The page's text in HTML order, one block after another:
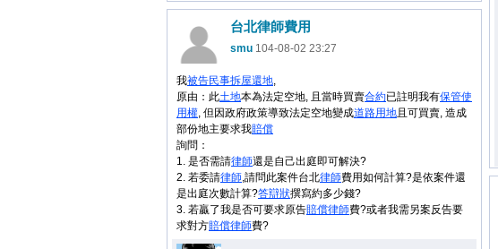
台北律師費用
smu 104-08-02 23:27
我被告民事拆屋還地,
原由：此土地本為法定空地, 且當時買賣合約已註明我有保管使
用權, 但因政府政策導致法定空地變成道路用地 且可買賣, 造成
部份地主要求我賠償
詢問：
1. 是否需請律師還是自己出庭即可解決?
2. 若委請律師,請問此案件台北律師費用如何計算?是依案件還
是出庭次數計算?答辯狀撰寫約多少錢?
3. 若贏了我是否可要求原告賠償律師費?或者我需另案反告要
求對方賠償律師費?